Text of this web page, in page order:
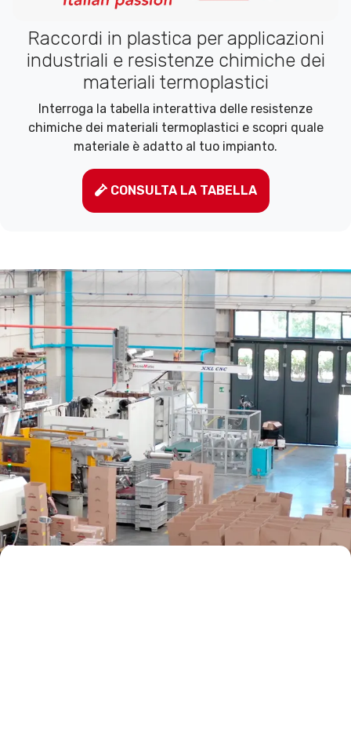
Raccordi in plastica per applicazioni
industriali e resistenze chimiche dei
materiali termoplastici
Interroga la tabella interattiva delle resistenze
chimiche dei materiali termoplastici e scopri quale
materiale è adatto al tuo impianto.
CONSULTA LA TABELLA